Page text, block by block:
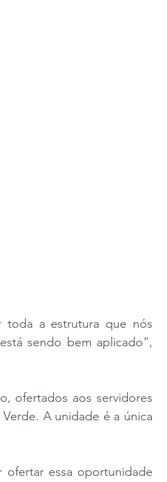
toda a estrutura que nós
sendo bem aplicado”,
ofertados aos servidores
A unidade é a única
ofertar essa oportunidade